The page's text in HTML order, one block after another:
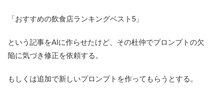
「おすすめの飲食店ランキングベスト5」
という記事をAIに作らせたけど、その杜仲でプロンプトの欠
陥に気づき修正を依頼する。
もしくは追加で新しいプロンプトを作ってもらうとする。